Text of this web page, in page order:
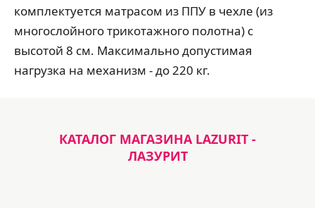
комплектуется матрасом из ППУ в чехле (из
многослойного трикотажного полотна) с
высотой 8 см. Максимально допустимая
нагрузка на механизм - до 220 кг.
КАТАЛОГ МАГАЗИНА LAZURIT -
ЛАЗУРИТ